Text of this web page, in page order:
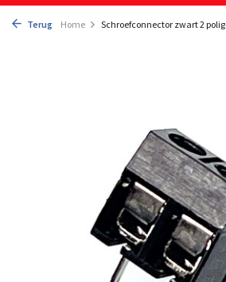
Terug Home Schroefconnector zwart 2 polig